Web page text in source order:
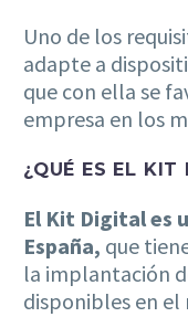
Uno de los
adapte a
que con ella se
empresa en los
¿QUÉ ES EL KIT
El Kit Digital es
España, que
la implantación
disponibles en el